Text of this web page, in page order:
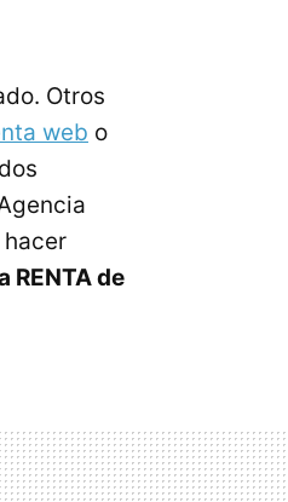
Otros
web o
RENTA de